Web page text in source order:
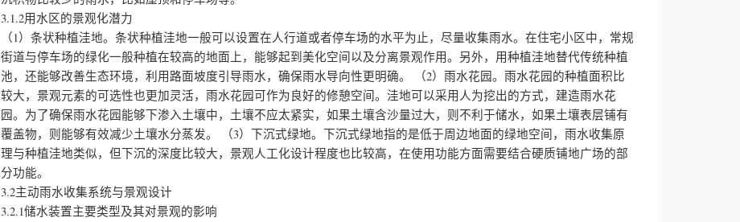
3.1.2用水区的景观化潜力
（1）条状种植洼地。条状种植洼地一般可以设置在人行道或者停车场的水平为止，尽量收集雨水。在住宅小区中，常规
街道与停车场的绿化一般种植在较高的地面上，能够起到美化空间以及分离景观作用。另外，用种植洼地替代传统种植
池，还能够改善生态环境，利用路面坡度引导雨水，确保雨水导向性更明确。
（2）雨水花园。雨水花园的种植面积比
较大，景观元素的可选性也更加灵活，雨水花园可作为良好的修憩空间。洼地可以采用人为挖出的方式，建造雨水花
园。为了确保雨水花园能够下渗入土壤中，土壤不应太紧实，如果土壤含沙量过大，则不利于储水，如果土壤表层铺有
覆盖物，则能够有效减少土壤水分蒸发。
（3）下沉式绿地。下沉式绿地指的是低于周边地面的绿地空间，雨水收集原
理与种植洼地类似，但下沉的深度比较大，景观人工化设计程度也比较高，在使用功能方面需要结合硬质铺地广场的部
分功能。
3.2主动雨水收集系统与景观设计
3.2.1储水装置主要类型及其对景观的影响